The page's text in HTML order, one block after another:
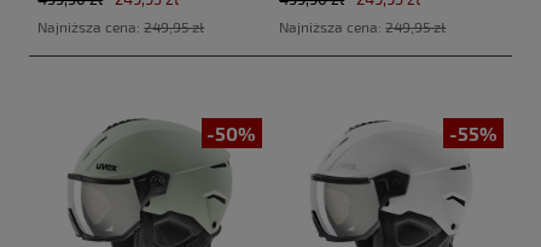
Najniższa cena:249,95 zł Najniższa cena:249,95 zł
-50% -55%